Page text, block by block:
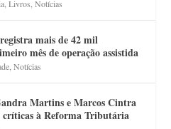
,Livros ,Notícias
mais de 42 mil
mês de operação assistida
,Notícias
Martins e Marcos Cintra
críticas à Reforma Tributária